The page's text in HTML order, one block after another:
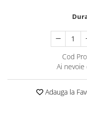
Cod
Ai nevoie
Adauga la